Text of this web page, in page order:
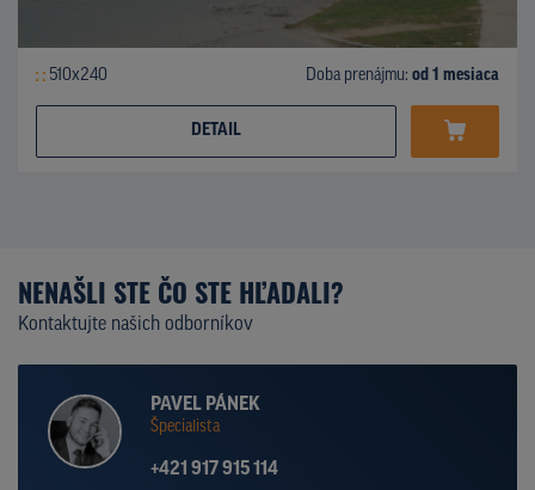
510x240 Doba prenájmu: od 1 mesiaca
DETAIL
NENAŠLI STE ČO STE HĽADALI?
Kontaktujte našich odborníkov
PAVEL PÁNEK
Špecialista
+421 917 915 114